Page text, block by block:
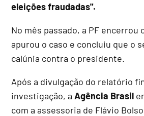
eleições fraudadas".
No mês passado, a PF encerrou
apurou o caso e concluiu que o
calúnia contra o presidente.
Após a divulgação do relatório
investigação, aAgência Brasil
com a assessoria de Flávio